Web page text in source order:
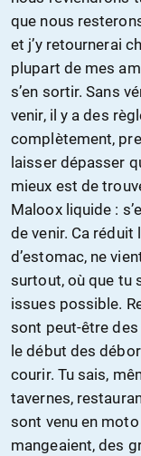
que nous
et j’y retournerai
plupart de mes
s’en sortir. Sans
venir, il y a des
complètement,
laisser dépasser
mieux est de
Maloox liquide :
de venir. Ca réduit
d’estomac, ne
surtout, où que tu
issues possible.
sont peut-être
le début des
courir. Tu sais,
tavernes,
sont venu en
mangeaient, des